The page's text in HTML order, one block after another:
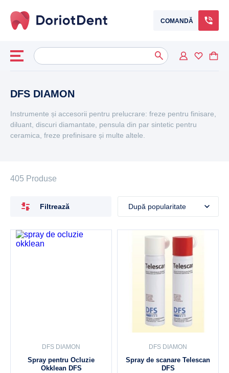
COMANDĂ
Caută
după:When autocomplete results are available use up and down
DFS DIAMON
Instrumente și accesorii pentru prelucrare: freze pentru finisare,
diluant, discuri diamantate, pensula din par sintetic pentru
ceramica, freze prefinisare și multe altele.
405 Produse
Filtrează
DFS DIAMON
Spray pentru Ocluzie
Okklean DFS
DFS DIAMON
Spray de scanare Telescan
DFS